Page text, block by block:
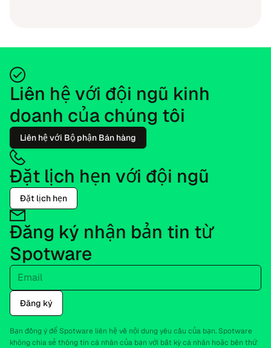
Liên hệ với đội ngũ kinh
doanh của chúng tôi
Liên hệ với Bộ phận Bán hàng
Đặt lịch hẹn với đội ngũ
Đặt lịch hẹn
Đăng ký nhận bản tin từ
Spotware
Email
Đăng ký
Bạn đồng ý để Spotware liên hệ về nội dung yêu cầu của bạn. Spotware
không chia sẻ thông tin cá nhân của bạn với bất kỳ cá nhân hoặc bên thứ